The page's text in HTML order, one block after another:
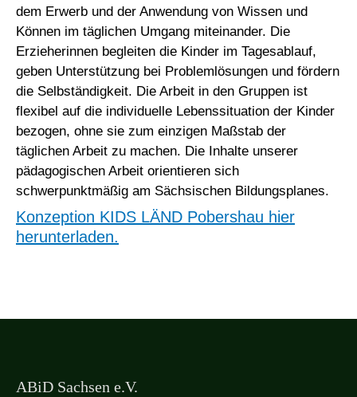
dem Erwerb und der Anwendung von Wissen und
Können im täglichen Umgang miteinander. Die
Erzieherinnen begleiten die Kinder im Tagesablauf,
geben Unterstützung bei Problemlösungen und fördern
die Selbständigkeit. Die Arbeit in den Gruppen ist
flexibel auf die individuelle Lebenssituation der Kinder
bezogen, ohne sie zum einzigen Maßstab der
täglichen Arbeit zu machen. Die Inhalte unserer
pädagogischen Arbeit orientieren sich
schwerpunktmäßig am Sächsischen Bildungsplanes.
Konzeption KIDS LÄND Pobershau hier
herunterladen.
ABiD Sachsen e.V.